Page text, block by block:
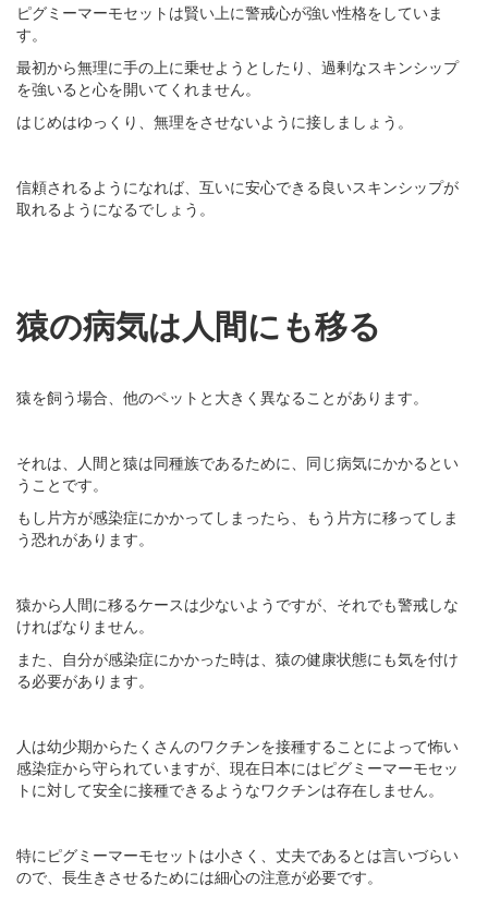
ピグミーマーモセットは賢い上に警戒心が強い性格をしていま
す。
最初から無理に手の上に乗せようとしたり、過剰なスキンシップ
を強いると心を開いてくれません。
はじめはゆっくり、無理をさせないように接しましょう。
信頼されるようになれば、互いに安心できる良いスキンシップが
取れるようになるでしょう。
猿の病気は人間にも移る
猿を飼う場合、他のペットと大きく異なることがあります。
それは、人間と猿は同種族であるために、同じ病気にかかるとい
うことです。
もし片方が感染症にかかってしまったら、もう片方に移ってしま
う恐れがあります。
猿から人間に移るケースは少ないようですが、それでも警戒しな
ければなりません。
また、自分が感染症にかかった時は、猿の健康状態にも気を付け
る必要があります。
人は幼少期からたくさんのワクチンを接種することによって怖い
感染症から守られていますが、現在日本にはピグミーマーモセッ
トに対して安全に接種できるようなワクチンは存在しません。
特にピグミーマーモセットは小さく、丈夫であるとは言いづらい
ので、長生きさせるためには細心の注意が必要です。